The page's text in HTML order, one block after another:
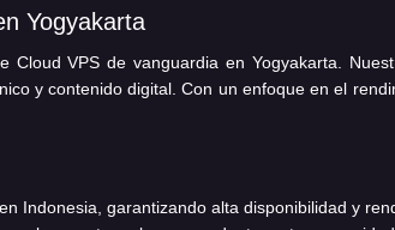
Yogyakarta
VPS de vanguardia en Yogyakarta.
y contenido digital. Con un enfoque en el
Indonesia, garantizando alta disponibilidad y